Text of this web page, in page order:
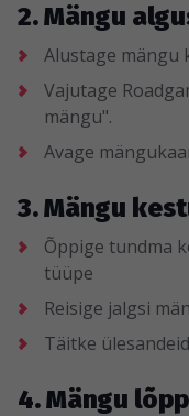
2. Mängu
Alustage
Vajutage
mängu".
Avage
3. Mängu
Õppige tundma
tüüpe
Reisige jalgsi
Täitke
4. Mängu